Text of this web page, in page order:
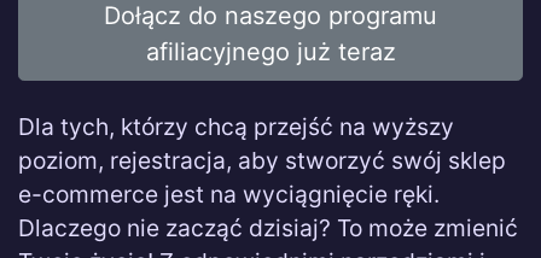
Dołącz do naszego programu
afiliacyjnego już teraz
Dla tych, którzy chcą przejść na wyższy
poziom, rejestracja, aby stworzyć swój sklep
e-commerce jest na wyciągnięcie ręki.
Dlaczego nie zacząć dzisiaj? To może zmienić